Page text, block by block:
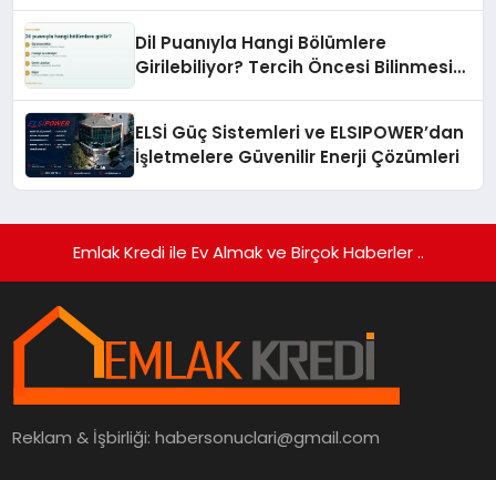
Dil Puanıyla Hangi Bölümlere
Girilebiliyor? Tercih Öncesi Bilinmesi
ELSİ Güç Sistemleri ve ELSIPOWER’dan
İşletmelere Güvenilir Enerji Çözümleri
Emlak Kredi ile Ev Almak ve Birçok Haberler ..
Reklam & İşbirliği:habersonuclari@gmail.com